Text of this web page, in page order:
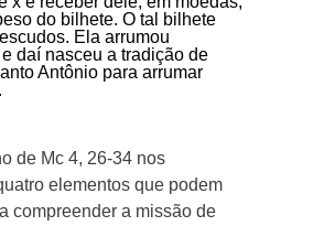
do bilhete. O tal bilhete
Ela arrumou
daí nasceu a tradição de
Antônio para arrumar
de Mc 4, 26-34 nos
elementos que podem
compreender a missão de